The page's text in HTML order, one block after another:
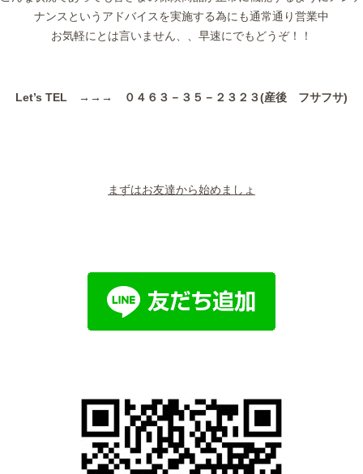
ナンスというアドバイスを実施する為にも通常通り営業中
お気軽にとは言いません、、早速にでもどうぞ！！
Let’s TEL →→→ ０４６３－３５－２３２３(産後 フサフサ)
まずはお友達から始めましょ